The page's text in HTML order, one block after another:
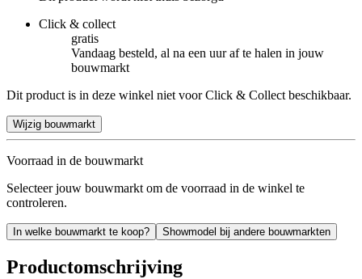
Click & collect
gratis
Vandaag besteld, al na een uur af te halen in jouw
bouwmarkt
Dit product is in deze winkel niet voor Click & Collect beschikbaar.
Wijzig bouwmarkt
Voorraad in de bouwmarkt
Selecteer jouw bouwmarkt om de voorraad in de winkel te
controleren.
In welke bouwmarkt te koop? Showmodel bij andere bouwmarkten
Productomschrijving